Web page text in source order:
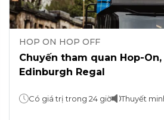
HOP ON HOP OFF
Chuyến tham quan Hop-
Edinburgh Regal
Có giá trị trong 24 giờ Thuyết